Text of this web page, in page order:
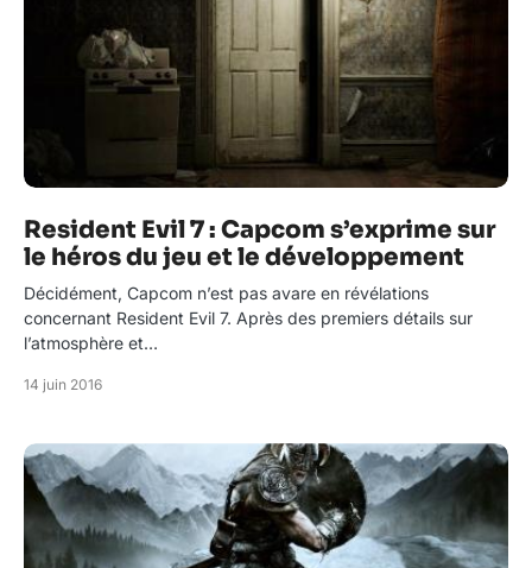
Resident Evil 7 : Capcom s’exprime sur
le héros du jeu et le développement
Décidément, Capcom n’est pas avare en révélations
concernant Resident Evil 7. Après des premiers détails sur
l’atmosphère et…
14 juin 2016